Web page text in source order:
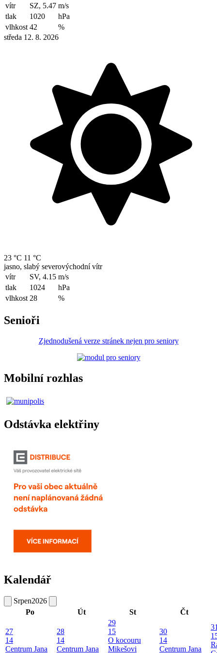
vítr SZ, 5.47 m/s
tlak
1020
hPa
vlhkost 42
%
středa 12. 8. 2026
23 °C 11 °C
jasno, slabý severovýchodní vítr
vítr
SV, 4.15 m/s
tlak
1024
hPa
vlhkost 28 %
Senioři
Zjednodušená verze stránek nejen pro seniory
Mobilní rozhlas
Odstávka elektřiny
Kalendář
Srpen2026
Po
Út St Čt
27
14
Centrum Jana
28
14
Centrum Jana
29
15
O kocouru
Mikešovi
30
14
Centrum Jana